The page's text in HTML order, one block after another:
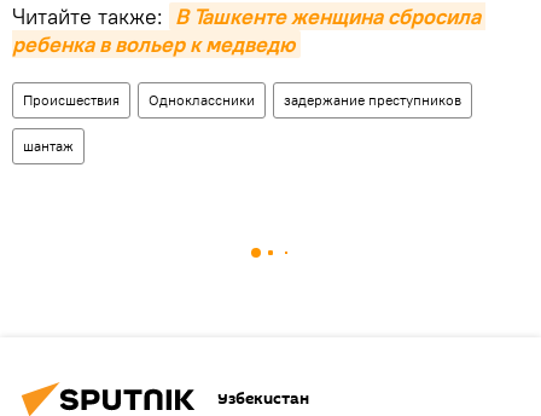
Читайте также: В Ташкенте женщина сбросила
ребенка в вольер к медведю
Происшествия Одноклассники задержание преступников
шантаж
Узбекистан